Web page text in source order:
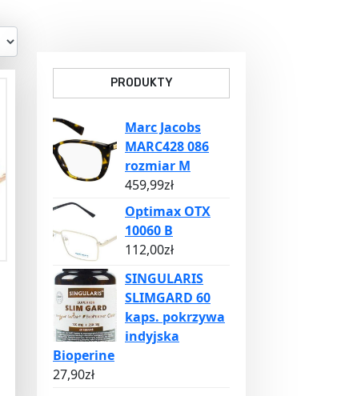
PRODUKTY
Marc Jacobs
MARC428 086
rozmiar M
459,99zł
Optimax OTX
10060 B
112,00zł
SINGULARIS
SLIMGARD 60
kaps. pokrzywa
indyjska
Bioperine
27,90zł